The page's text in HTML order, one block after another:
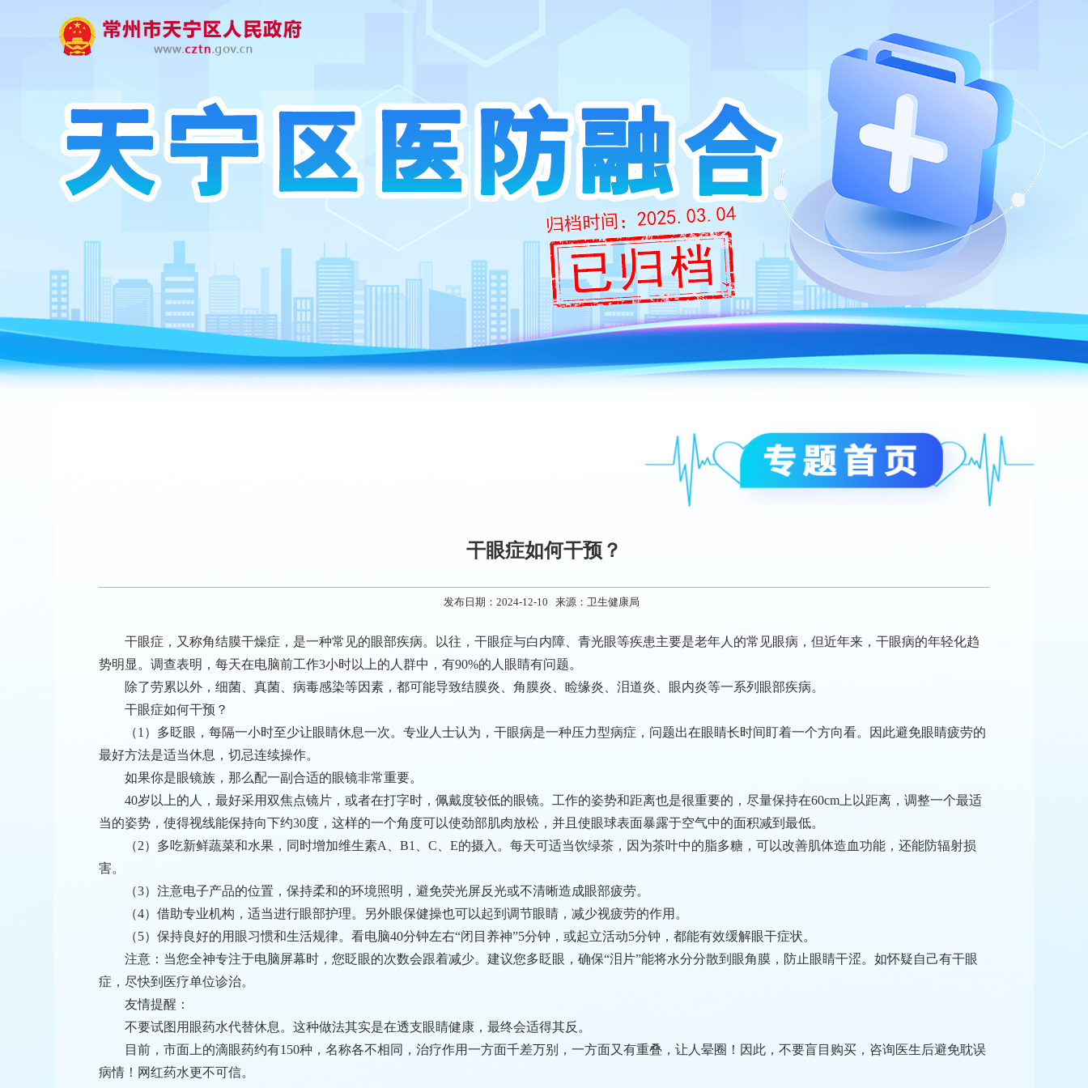
干眼症如何干预？
发布日期：2024-12-10 来源：卫生健康局
干眼症，又称角结膜干燥症，是一种常见的眼部疾病。以往，干眼症与白内障、青光眼等疾患主要是老年人的常见眼病，但近年来，干眼病的年轻化趋
势明显。调查表明，每天在电脑前工作3小时以上的人群中，有90%的人眼睛有问题。
除了劳累以外，细菌、真菌、病毒感染等因素，都可能导致结膜炎、角膜炎、睑缘炎、泪道炎、眼内炎等一系列眼部疾病。
干眼症如何干预？
（1）多眨眼，每隔一小时至少让眼睛休息一次。专业人士认为，干眼病是一种压力型病症，问题出在眼睛长时间盯着一个方向看。因此避免眼睛疲劳的
最好方法是适当休息，切忌连续操作。
如果你是眼镜族，那么配一副合适的眼镜非常重要。
40岁以上的人，最好采用双焦点镜片，或者在打字时，佩戴度较低的眼镜。工作的姿势和距离也是很重要的，尽量保持在60cm上以距离，调整一个最适
当的姿势，使得视线能保持向下约30度，这样的一个角度可以使劲部肌肉放松，并且使眼球表面暴露于空气中的面积减到最低。
（2）多吃新鲜蔬菜和水果，同时增加维生素A、B1、C、E的摄入。每天可适当饮绿茶，因为茶叶中的脂多糖，可以改善肌体造血功能，还能防辐射损
害。
（3）注意电子产品的位置，保持柔和的环境照明，避免荧光屏反光或不清晰造成眼部疲劳。
（4）借助专业机构，适当进行眼部护理。另外眼保健操也可以起到调节眼睛，减少视疲劳的作用。
（5）保持良好的用眼习惯和生活规律。看电脑40分钟左右“闭目养神”5分钟，或起立活动5分钟，都能有效缓解眼干症状。
注意：当您全神专注于电脑屏幕时，您眨眼的次数会跟着减少。建议您多眨眼，确保“泪片”能将水分分散到眼角膜，防止眼睛干涩。如怀疑自己有干眼
症，尽快到医疗单位诊治。
友情提醒：
不要试图用眼药水代替休息。这种做法其实是在透支眼睛健康，最终会适得其反。
目前，市面上的滴眼药约有150种，名称各不相同，治疗作用一方面千差万别，一方面又有重叠，让人晕圈！因此，不要盲目购买，咨询医生后避免耽误
病情！网红药水更不可信。